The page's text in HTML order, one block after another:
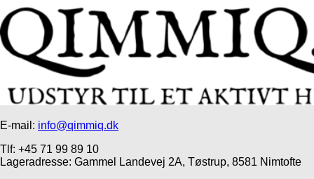
E-mail: info@qimmiq.dk
Tlf: +45 71 99 89 10
Lageradresse: Gammel Landevej 2A, Tøstrup, 8581 Nimtofte